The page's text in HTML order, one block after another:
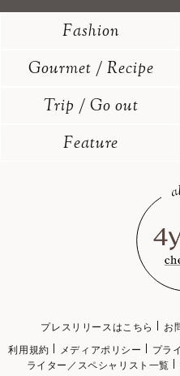
Fashion
Gourmet / Recipe
Trip / Go out
Feature
プレスリリースはこちら お
利用規約
メディアポリシー プラ
ライター／スペシャリスト一覧